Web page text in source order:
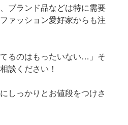
ブランド品などは特に需要
ァッション愛好家からも注
てるのはもったいない…」そ
談ください！
しっかりとお値段をつけさ